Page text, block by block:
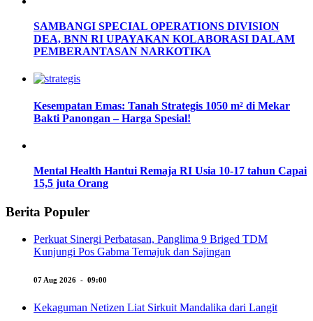
SAMBANGI SPECIAL OPERATIONS DIVISION
DEA, BNN RI UPAYAKAN KOLABORASI DALAM
PEMBERANTASAN NARKOTIKA
Kesempatan Emas: Tanah Strategis 1050 m² di Mekar
Bakti Panongan – Harga Spesial!
Mental Health Hantui Remaja RI Usia 10-17 tahun Capai
15,5 juta Orang
Berita Populer
Perkuat Sinergi Perbatasan, Panglima 9 Briged TDM
Kunjungi Pos Gabma Temajuk dan Sajingan
07 Aug 2026 - 09:00
Kekaguman Netizen Liat Sirkuit Mandalika dari Langit